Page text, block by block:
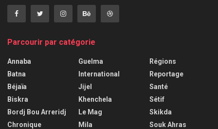
Parcourir par catégorie
Annaba
Batna
Béjaïa
Biskra
Bordj Bou Arreridj
Chronique
Guelma
International
Jijel
Khenchela
Le Mag
Mila
Régions
Reportage
Santé
Sétif
Skikda
Souk Ahras